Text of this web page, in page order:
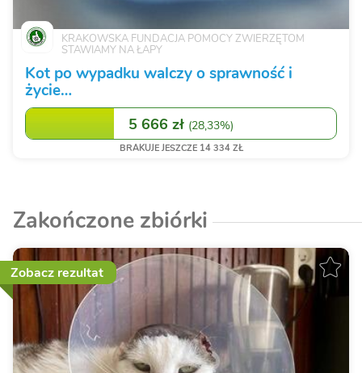
KRAKOWSKA FUNDACJA POMOCY ZWIERZĘTOM
STAWIAMY NA ŁAPY
Kot po wypadku walczy o sprawność i
życie…
5 666 zł (28,33%)
BRAKUJE JESZCZE 14 334 ZŁ
Zakończone zbiórki
Zobacz rezultat